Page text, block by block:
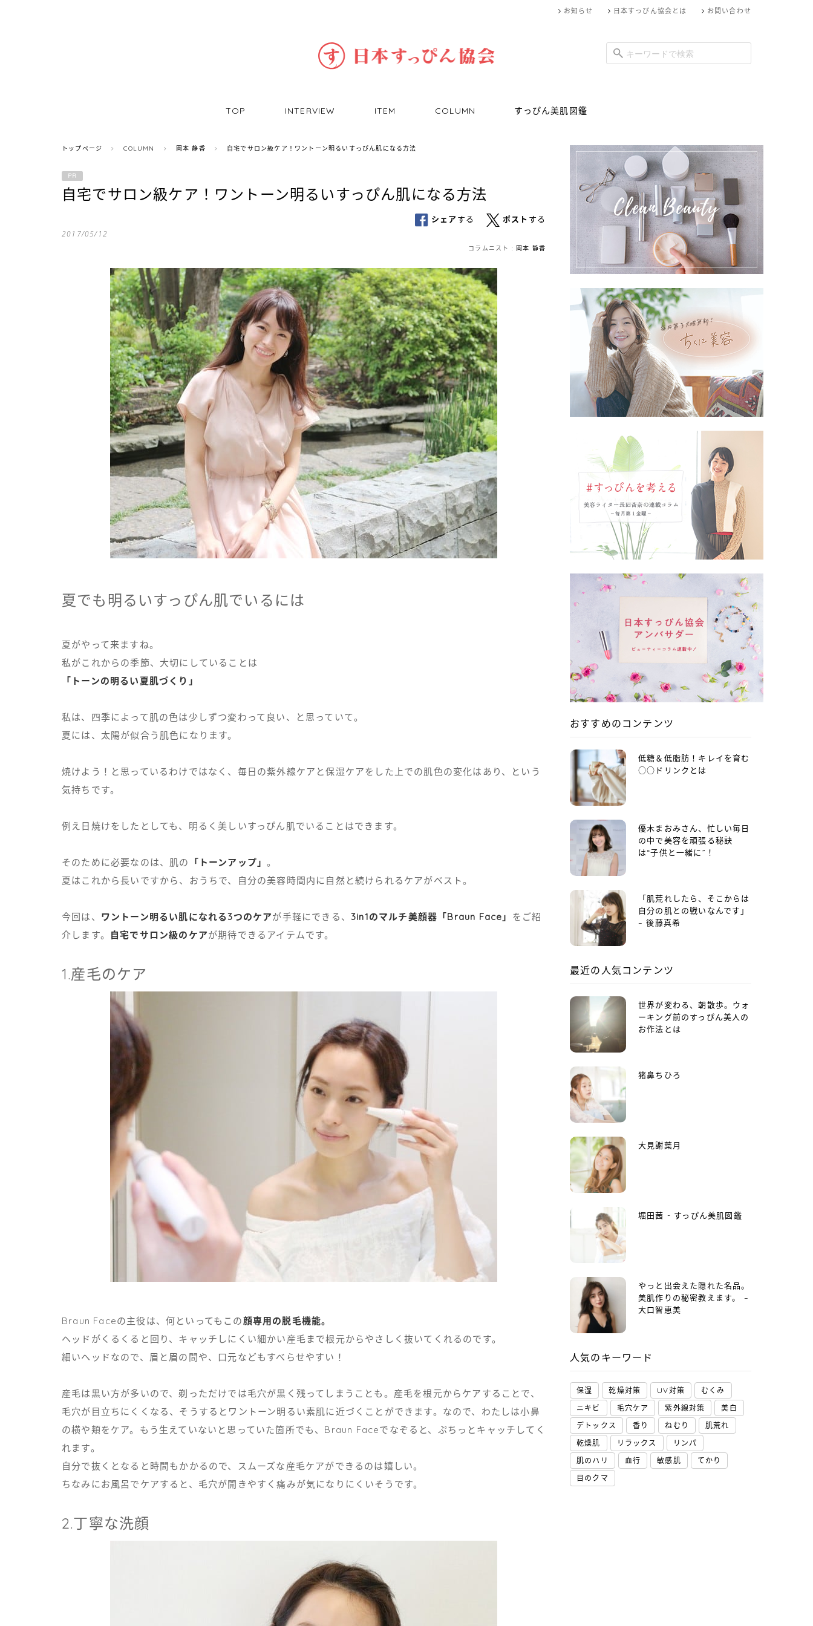
TOP INTERVIEW ITEM COLUMN すっぴん美肌図鑑
お知らせ 日本すっぴん協会とは お問い合わせ
トップページ COLUMN 岡本 静香 自宅でサロン級ケア！ワントーン明るいすっぴん肌になる方法
PR
自宅でサロン級ケア！ワントーン明るいすっぴん肌になる方法
シェアする ポスト する
2017/05/12
コラムニスト : 岡本 静香
夏でも明るいすっぴん肌でいるには
夏がやって来ますね。
私がこれからの季節、大切にしていることは
「トーンの明るい夏肌づくり」
私は、四季によって肌の色は少しずつ変わって良い、と思っていて。
夏には、太陽が似合う肌色になります。
焼けよう！と思っているわけではなく、毎日の紫外線ケアと保湿ケアをした上での肌色の変化はあり、という
気持ちです。
例え日焼けをしたとしても、明るく美しいすっぴん肌でいることはできます。
そのために必要なのは、肌の 「トーンアップ」。
夏はこれから長いですから、おうちで、自分の美容時間内に自然と続けられるケアがベスト。
今回は、 ワントーン明るい肌になれる3つのケアが手軽にできる、3in1のマルチ美顔器「Braun Face」 をご紹
介します。
自宅でサロン級のケアが期待できるアイテムです。
1.産毛のケア
Braun Faceの主役は、何といってもこの顔専用の脱毛機能。
ヘッドがくるくると回り、キャッチしにくい細かい産毛まで根元からやさしく抜いてくれるのです。
細いヘッドなので、眉と眉の間や、口元などもすべらせやすい！
産毛は黒い方が多いので、剃っただけでは毛穴が黒く残ってしまうことも。産毛を根元からケアすることで、
毛穴が目立ちにくくなる、そうするとワントーン明るい素肌に近づくことができます。なので、わたしは小鼻
の横や頬をケア。もう生えていないと思っていた箇所でも、Braun Faceでなぞると、ぷちっとキャッチしてく
れます。
自分で抜くとなると時間もかかるので、スムーズな産毛ケアができるのは嬉しい。
ちなみにお風呂でケアすると、毛穴が開きやすく痛みが気になりにくいそうです。
2.丁寧な洗顔
おすすめのコンテンツ
低糖＆低脂肪！キレイを育む
○○ドリンクとは
優木まおみさん、忙しい毎日
の中で美容を頑張る秘訣
は“子供と一緒に”！
「肌荒れしたら、そこからは
自分の肌との戦いなんです」
– 後藤真希
最近の人気コンテンツ
世界が変わる、朝散歩。ウォ
ーキング前のすっぴん美人の
お作法とは
猪鼻ちひろ
大見謝葉月
堀田茜 - すっぴん美肌図鑑
やっと出会えた隠れた名品。
美肌作りの秘密教えます。 –
大口智恵美
人気のキーワード
保湿 乾燥対策 UV対策
むくみ
ニキビ
毛穴ケア 紫外線対策
美白
デトックス
香り ねむり
肌荒れ
乾燥肌
リラックス
リンパ
肌のハリ
血行 敏感肌
てかり
目のクマ